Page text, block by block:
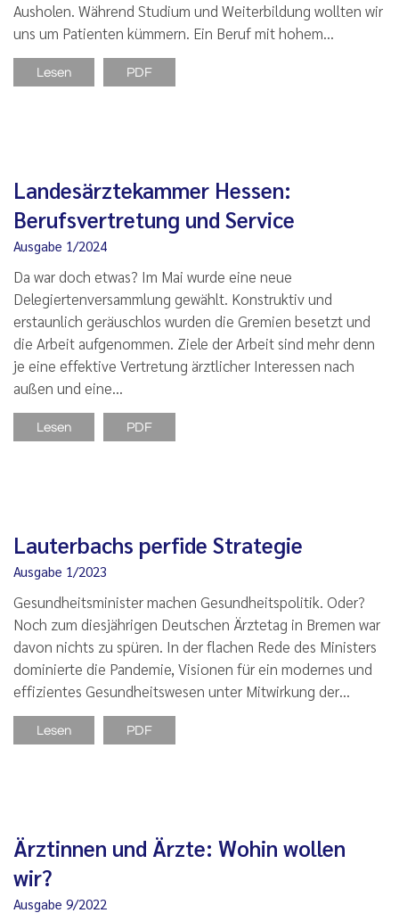
Ausholen. Während Studium und Weiterbildung wollten wir
uns um Patienten kümmern. Ein Beruf mit hohem…
Lesen PDF
Landesärztekammer Hessen:
Berufsvertretung und Service
Ausgabe 1/2024
Da war doch etwas? Im Mai wurde eine neue
Delegiertenversammlung gewählt. Konstruktiv und
erstaunlich geräuschlos wurden die Gremien besetzt und
die Arbeit aufgenommen. Ziele der Arbeit sind mehr denn
je eine effektive Vertretung ärztlicher Interessen nach
außen und eine…
Lesen PDF
Lauterbachs perfide Strategie
Ausgabe 1/2023
Gesundheitsminister machen Gesundheitspolitik. Oder?
Noch zum diesjährigen Deutschen Ärztetag in Bremen war
davon nichts zu spüren. In der flachen Rede des Ministers
dominierte die Pandemie, Visionen für ein modernes und
effizientes Gesundheitswesen unter Mitwirkung der…
Lesen PDF
Ärztinnen und Ärzte: Wohin wollen
wir?
Ausgabe 9/2022